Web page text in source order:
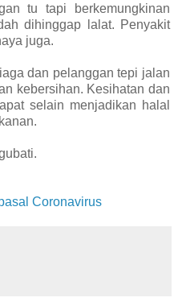
tu tapi berkemungkinan
dihinggap lalat. Penyakit
juga.
dan pelanggan tepi jalan
kebersihan. Kesihatan dan
selain menjadikan halal
Coronavirus